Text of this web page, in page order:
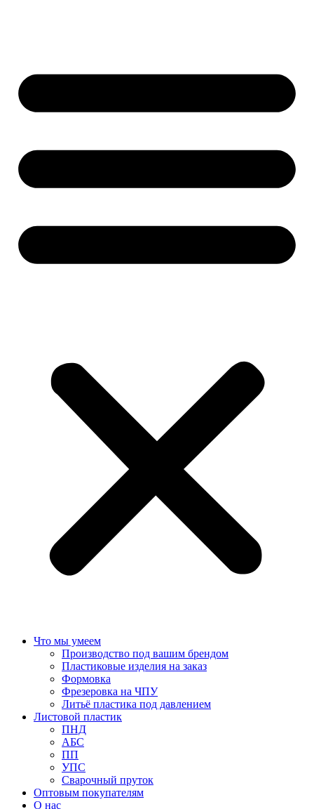
Что мы умеем
Производство под вашим брендом
Пластиковые изделия на заказ
Формовка
Фрезеровка на ЧПУ
Литьё пластика под давлением
Листовой пластик
ПНД
АБС
ПП
УПС
Сварочный пруток
Оптовым покупателям
О нас